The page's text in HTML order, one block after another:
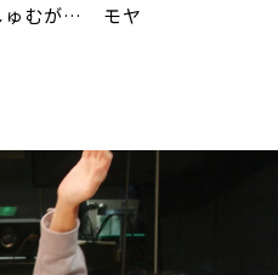
ゅむが… モヤ